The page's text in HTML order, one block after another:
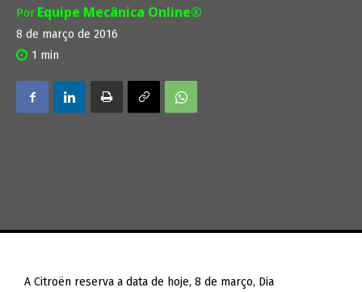
Por Equipe Mecânica Online®
8 de março de 2016
1 min
A Citroën reserva a data de hoje, 8 de março, Dia